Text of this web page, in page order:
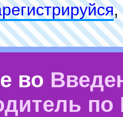
,
во